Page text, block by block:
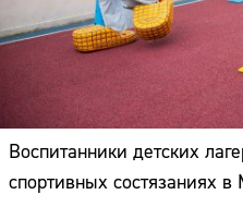
Воспитанники детских
спортивных состязаниях в